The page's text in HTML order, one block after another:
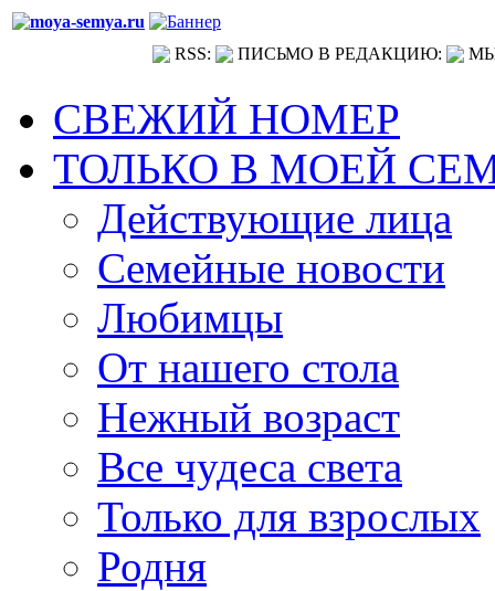
RSS: ПИСЬМО В РЕДАКЦИЮ:
СВЕЖИЙ НОМЕР
ТОЛЬКО В МОЕЙ
Действующие лица
Семейные новости
Любимцы
От нашего стола
Нежный возраст
Все чудеса света
Только для взрослых
Родня